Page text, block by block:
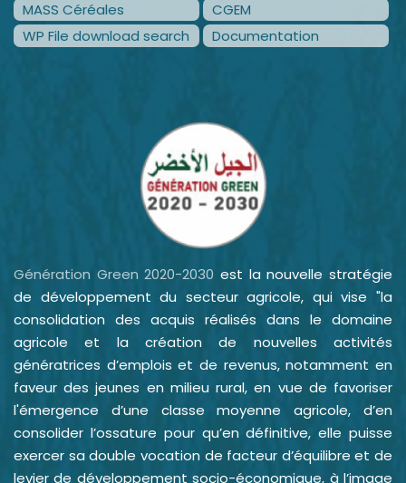
MASS Céréales
CGEM
WP File download search
Documentation
Génération Green 2020-2030 est la nouvelle stratégie
de développement du secteur agricole, qui vise "la
consolidation des acquis réalisés dans le domaine
agricole et la création de nouvelles activités
génératrices d’emplois et de revenus, notamment en
faveur des jeunes en milieu rural, en vue de favoriser
l'émergence d’une classe moyenne agricole, d’en
consolider l’ossature pour qu’en définitive, elle puisse
exercer sa double vocation de facteur d’équilibre et de
levier de développement socio-économique, à l’image